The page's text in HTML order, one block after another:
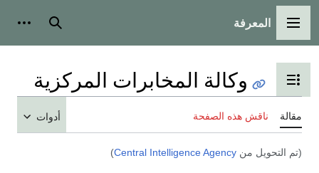
القائمة الرئيسية
المعرفة بحث
تبديل عرض جدول المحتويات
وكالة المخابرات المركزية
مقالة ناقش هذه الصفحة أدوات
(تم التحويل من Central Intelligence Agency
)